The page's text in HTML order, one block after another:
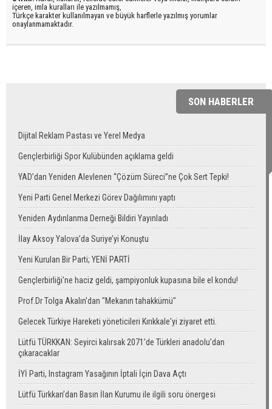
içeren, imla kuralları ile yazılmamış,
Türkçe karakter kullanılmayan ve büyük harflerle yazılmış yorumlar
onaylanmamaktadır.
SON HABERLER
Dijital Reklam Pastası ve Yerel Medya
Gençlerbirliği Spor Kulübünden açıklama geldi
YAD’dan Yeniden Alevlenen “Çözüm Süreci”ne Çok Sert Tepki!
Yeni Parti Genel Merkezi Görev Dağılımını yaptı
Yeniden Aydınlanma Derneği Bildiri Yayınladı
İlay Aksoy Yalova’da Suriye’yi Konuştu
Yeni Kurulan Bir Parti; YENİ PARTİ
Gençlerbirliği'ne haciz geldi, şampiyonluk kupasına bile el kondu!
Prof.Dr Tolga Akalın'dan "Mekanın tahakkümü"
Gelecek Türkiye Hareketi yöneticileri Kırıkkale'yi ziyaret etti.
Lütfü TÜRKKAN: Seyirci kalırsak 2071’de Türkleri anadolu’dan
çıkaracaklar
İYİ Parti, Instagram Yasağının İptali İçin Dava Açtı
Lütfü Türkkan’dan Basın İlan Kurumu ile ilgili soru önergesi